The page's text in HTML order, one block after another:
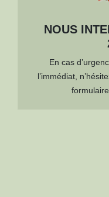
NOUS
En cas
l’immédiat,